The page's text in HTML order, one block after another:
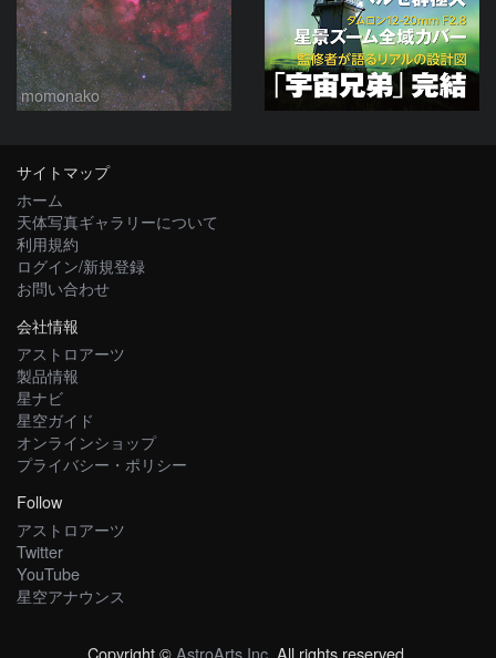
momonako
サイトマップ
ホーム
天体写真ギャラリーについて
利用規約
ログイン/新規登録
お問い合わせ
会社情報
アストロアーツ
製品情報
星ナビ
星空ガイド
オンラインショップ
プライバシー・ポリシー
Follow
アストロアーツ
Twitter
YouTube
星空アナウンス
Copyright © AstroArts Inc . All rights reserved.